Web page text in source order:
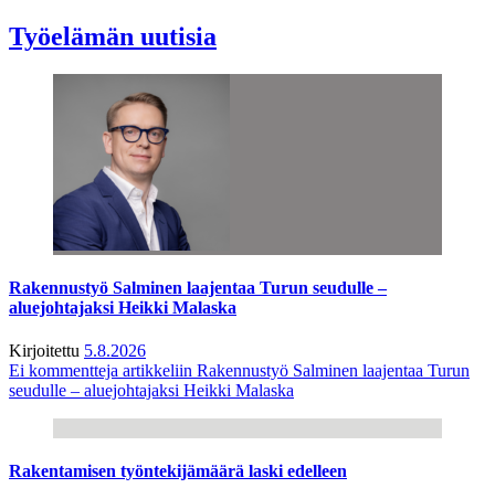
Työelämän uutisia
Rakennustyö Salminen laajentaa Turun seudulle –
aluejohtajaksi Heikki Malaska
Kirjoitettu 5.8.2026
Ei kommentteja artikkeliin Rakennustyö Salminen laajentaa Turun
seudulle – aluejohtajaksi Heikki Malaska
Rakentamisen työntekijämäärä laski edelleen